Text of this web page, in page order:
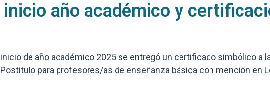
inicio año académico y
de año académico 2025 se entregó un certificado simbólico a
para profesores/as de enseñanza básica con mención en